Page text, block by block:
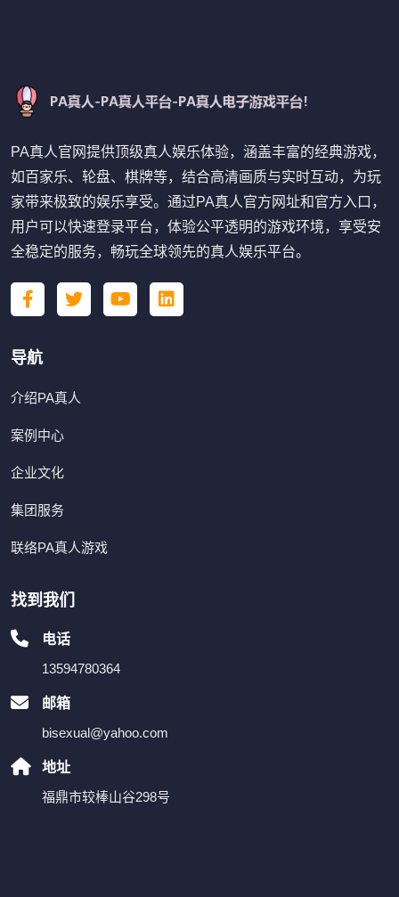
PA真人官网提供顶级真人娱乐体验，涵盖丰富的经典游戏，
如百家乐、轮盘、棋牌等，结合高清画质与实时互动，为玩
家带来极致的娱乐享受。通过PA真人官方网址和官方入口，
用户可以快速登录平台，体验公平透明的游戏环境，享受安
全稳定的服务，畅玩全球领先的真人娱乐平台。
导航
介绍PA真人
案例中心
企业文化
集团服务
联络PA真人游戏
找到我们
电话
13594780364
邮箱
bisexual@yahoo.com
地址
福鼎市较棒山谷298号